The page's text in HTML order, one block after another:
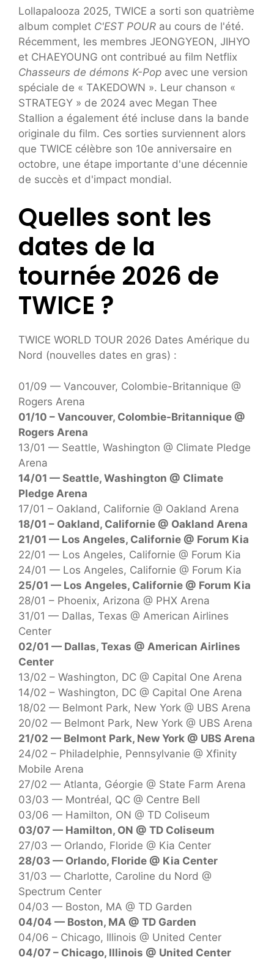
Lollapalooza 2025, TWICE a sorti son quatrième
album complet C'EST POUR au cours de l'été.
Récemment, les membres JEONGYEON, JIHYO
et CHAEYOUNG ont contribué au film Netflix
Chasseurs de démons K-Pop avec une version
spéciale de « TAKEDOWN ». Leur chanson «
STRATEGY » de 2024 avec Megan Thee
Stallion a également été incluse dans la bande
originale du film. Ces sorties surviennent alors
que TWICE célèbre son 10e anniversaire en
octobre, une étape importante d'une décennie
de succès et d'impact mondial.
Quelles sont les
dates de la
tournée 2026 de
TWICE ?
TWICE WORLD TOUR 2026 Dates Amérique du
Nord (nouvelles dates en gras) :
01/09 — Vancouver, Colombie-Britannique @
Rogers Arena
01/10 – Vancouver, Colombie-Britannique @
Rogers Arena
13/01 — Seattle, Washington @ Climate Pledge
Arena
14/01 — Seattle, Washington @ Climate
Pledge Arena
17/01 – Oakland, Californie @ Oakland Arena
18/01 – Oakland, Californie @ Oakland Arena
21/01 — Los Angeles, Californie @ Forum Kia
22/01 — Los Angeles, Californie @ Forum Kia
24/01 — Los Angeles, Californie @ Forum Kia
25/01 — Los Angeles, Californie @ Forum Kia
28/01 – Phoenix, Arizona @ PHX Arena
31/01 — Dallas, Texas @ American Airlines
Center
02/01 — Dallas, Texas @ American Airlines
Center
13/02 – Washington, DC @ Capital One Arena
14/02 – Washington, DC @ Capital One Arena
18/02 — Belmont Park, New York @ UBS Arena
20/02 — Belmont Park, New York @ UBS Arena
21/02 — Belmont Park, New York @ UBS Arena
24/02 – Philadelphie, Pennsylvanie @ Xfinity
Mobile Arena
27/02 — Atlanta, Géorgie @ State Farm Arena
03/03 — Montréal, QC @ Centre Bell
03/06 — Hamilton, ON @ TD Coliseum
03/07 — Hamilton, ON @ TD Coliseum
27/03 — Orlando, Floride @ Kia Center
28/03 — Orlando, Floride @ Kia Center
31/03 — Charlotte, Caroline du Nord @
Spectrum Center
04/03 — Boston, MA @ TD Garden
04/04 — Boston, MA @ TD Garden
04/06 – Chicago, Illinois @ United Center
04/07 – Chicago, Illinois @ United Center